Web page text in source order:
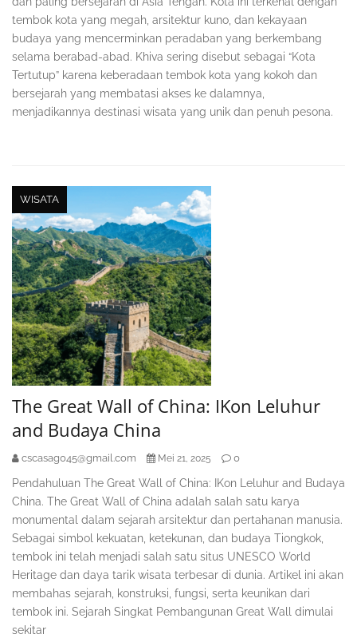
tembok kota yang megah, arsitektur kuno, dan kekayaan
budaya yang mencerminkan peradaban yang berkembang
selama berabad-abad. Khiva sering disebut sebagai “Kota
Tertutup” karena keberadaan tembok kota yang kokoh dan
bersejarah yang membatasi akses ke dalamnya,
menjadikannya destinasi wisata yang unik dan penuh pesona.
WISATA
The Great Wall of China: IKon Leluhur
and Budaya China
cscasag045@gmail.com Mei 21, 2025 0
Pendahuluan The Great Wall of China: IKon Leluhur and Budaya
China. The Great Wall of China adalah salah satu karya
monumental dalam sejarah arsitektur dan pertahanan manusia.
Sebagai simbol kekuatan, ketekunan, dan budaya Tiongkok,
tembok ini telah menjadi salah satu situs UNESCO World
Heritage dan daya tarik wisata terbesar di dunia. Artikel ini akan
membahas sejarah, konstruksi, fungsi, serta keunikan dari
tembok ini. Sejarah Singkat Pembangunan Great Wall dimulai
sekitar